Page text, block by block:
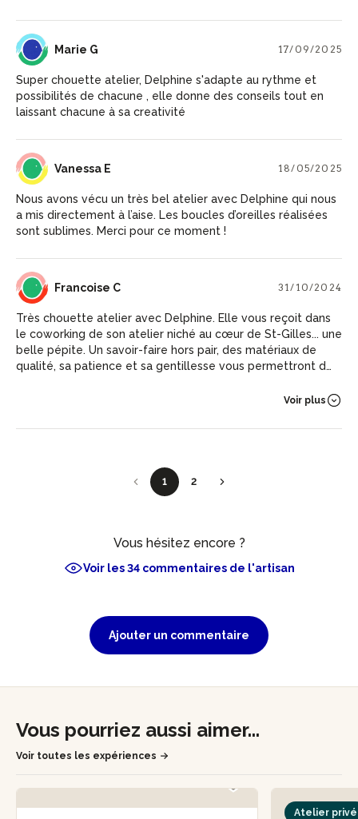
MG Marie G 17/09/2025
Super chouette atelier, Delphine s'adapte au rythme et
possibilités de chacune , elle donne des conseils tout en
laissant chacune à sa creativité
VE Vanessa E 18/05/2025
Nous avons vécu un très bel atelier avec Delphine qui nous
a mis directement à l’aise. Les boucles d’oreilles réalisées
sont sublimes. Merci pour ce moment !
FC Francoise C 31/10/2024
Très chouette atelier avec Delphine. Elle vous reçoit dans
le coworking de son atelier niché au cœur de St-Gilles... une
belle pépite. Un savoir-faire hors pair, des matériaux de
qualité, sa patience et sa gentillesse vous permettront de
Voir plus
1 2
Vous hésitez encore ?
Voir les 34 commentaires de l'artisan
Ajouter un commentaire
Vous pourriez aussi aimer...
Voir toutes les expériences
Atelier privé